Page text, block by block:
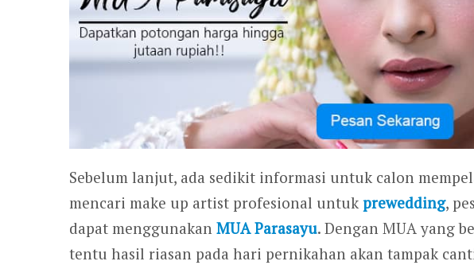
Sebelum lanjut, ada sedikit informasi untuk calon
mencari make up artist profesional untuk prewedding,
dapat menggunakan MUA Parasayu. Dengan MUA yang
tentu hasil riasan pada hari pernikahan akan tampak